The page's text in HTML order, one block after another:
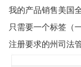
我的产品销售美国
只需要一个标签（
注册要求的州司法